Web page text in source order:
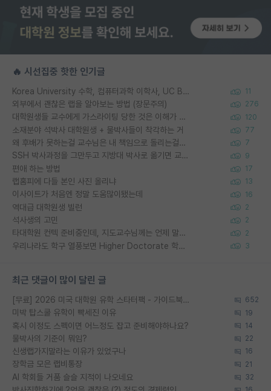
🔥 시선집중 핫한 인기글
Korea University 수학, 컴퓨터과학 이학사, UC Berkeley 산업공학 대학원 공학박사가 되는 것은 쉽지 않겠죠? 11
외부에서 괜찮은 랩을 알아보는 방법 (장문주의) 276
대학원생들 교수에게 가스라이팅 당한 것은 이해가 갑니다. 안타깝네요. 120
소재분야 석박사 대학원생 + 물박사들이 착각하는 거 77
왜 후배가 못하는걸 교수님은 내 책임으로 돌리는걸까요? 7
SSH 박사과정을 그만두고 지방대 박사로 옮기면 교수의 꿈은 끝일까요? 9
편애 하는 방법 17
랩홈피에 다들 본인 사진 올리냐 13
이사이트가 처음엔 정말 도움많이됐는데 16
역대급 대학원생 빌런 2
석사생의 고민 2
타대학원 컨텍 준비중인데, 지도교수님께는 언제 말씀드려야 할까요? 2
우리나라도 학구 열풍보면 Higher Doctorate 학위가 필요하다고 봅니다. 3
최근 댓글이 많이 달린 글
[무료] 2026 미국 대학원 유학 스타터팩 - 가이드북 & 합격자 컨택메일 템플릿 652
미박 탑스쿨 유학이 빡세진 이유 19
혹시 이정도 스펙이면 어느정도 잡고 준비해야하나요? 14
물박사의 기준이 뭐임? 22
신생랩가지말라는 이유가 있었구나 16
장학금 모은 랩비통장 21
AI 학회들 거품 슬슬 지적이 나오네요 32